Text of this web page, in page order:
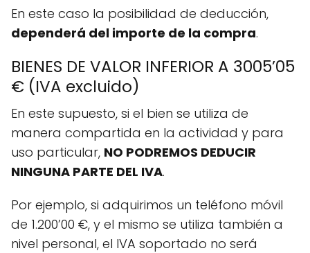
En este caso la posibilidad de deducción,
dependerá del importe de la compra.
BIENES DE VALOR INFERIOR A 3005’05
€ (IVA excluido)
En este supuesto, si el bien se utiliza de
manera compartida en la actividad y para
uso particular, NO PODREMOS DEDUCIR
NINGUNA PARTE DEL IVA.
Por ejemplo, si adquirimos un teléfono móvil
de 1.200’00 €, y el mismo se utiliza también a
nivel personal, el IVA soportado no será